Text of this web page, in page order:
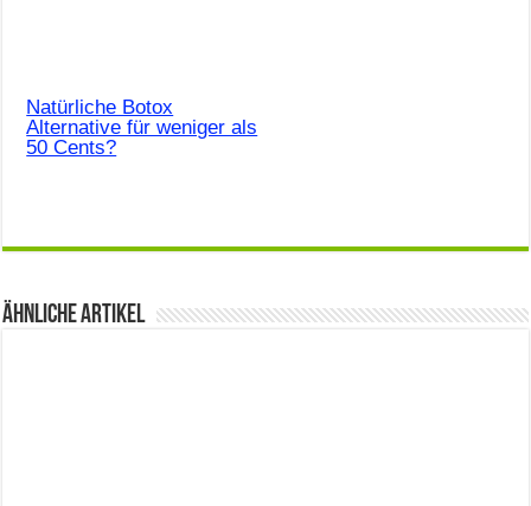
Natürliche Botox
Alternative für weniger als
50 Cents?
Ähnliche Artikel